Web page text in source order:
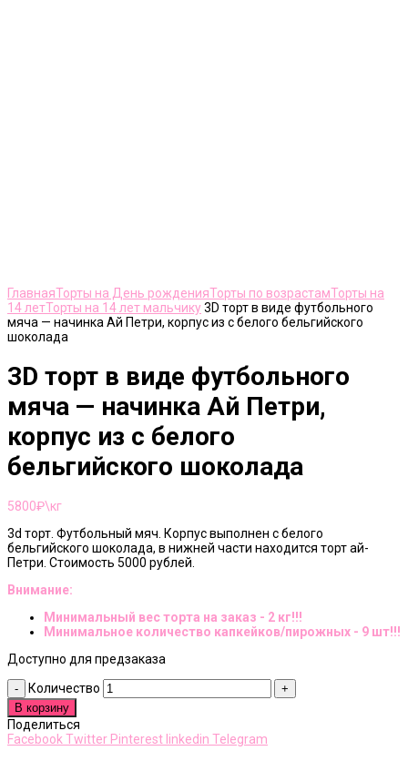
ГлавнаяТорты на День рожденияТорты по возрастамТорты на
14 летТорты на 14 лет мальчику3D торт в виде футбольного
мяча — начинка Ай Петри, корпус из с белого бельгийского
шоколада
3D торт в виде футбольного
мяча — начинка Ай Петри,
корпус из с белого
бельгийского шоколада
5800₽\кг
3d торт. Футбольный мяч. Корпус выполнен с белого
бельгийского шоколада, в нижней части находится торт ай-
Петри. Стоимость 5000 рублей.
Внимание:
Минимальный вес торта на заказ - 2 кг!!!
Минимальное количество капкейков/пирожных - 9 шт!!!
Доступно для предзаказа
Количество
В корзину
Поделиться
Facebook Twitter Pinterest linkedin Telegram